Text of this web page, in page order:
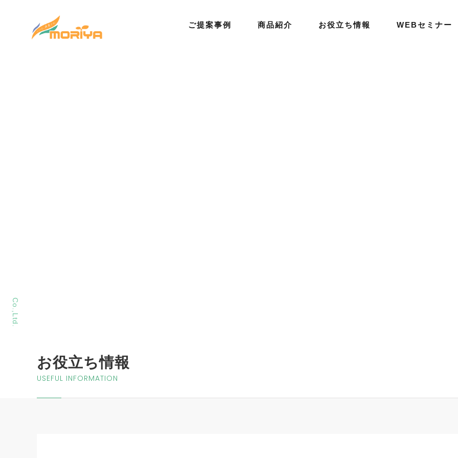
ご提案事例 商品紹介 お役立ち情報 WEBセミナー
Co.,Ltd.
お役立ち情報
USEFUL INFORMATION